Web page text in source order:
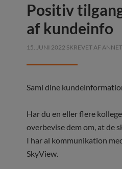
Positiv
af kundeinfo
15. JUNI 2022 SKREVET AF
Saml dine
Har du en eller flere
overbevise dem om, at de
I har al kommunikation
SkyView.